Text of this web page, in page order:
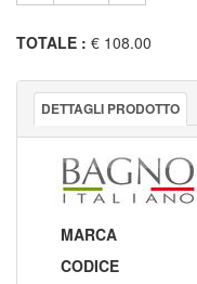
TOTALE : € 108.00
DETTAGLI PRODOTTO
MARCA
CODICE